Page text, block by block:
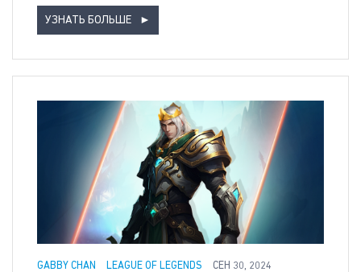
УЗНАТЬ БОЛЬШЕ ►
GABBY CHAN LEAGUE OF LEGENDS СЕН 30, 2024